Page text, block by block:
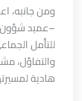
ومن جانبه،
–عميد شؤون
للتأمل
والتفاؤل،
هادية